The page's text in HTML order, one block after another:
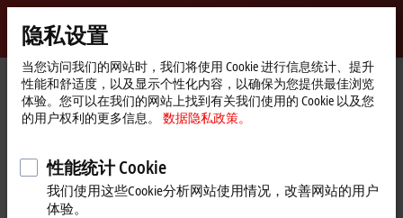
Beckhoff
-
自
动
化
技
术
Start
page
公司简介 最新资讯 倍福全新 ED 系列 EtherCAT 端子模块
Video
2026年5月21日
倍福全新 ED 系列 EtherCAT 端子模
隐私设置
当您访问我们的网站时，我们将使用 Cookie 进行信息统计、提升
性能和舒适度，以及显示个性化内容，以确保为您提供最佳浏览
体验。您可以在我们的网站上找到有关我们使用的 Cookie 以及您
的用户权利的更多信息。
数据隐私政策。
性能统计 Cookie
我们使用这些Cookie分析网站使用情况，改善网站的用户
体验。